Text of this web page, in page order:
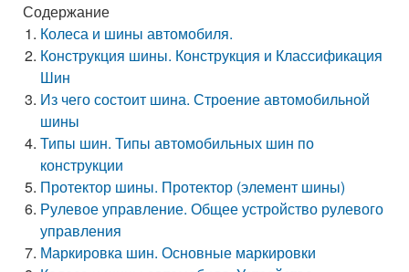
Содержание
Колеса и шины автомобиля.
Конструкция шины. Конструкция и Классификация
Шин
Из чего состоит шина. Строение автомобильной
шины
Типы шин. Типы автомобильных шин по
конструкции
Протектор шины. Протектор (элемент шины)
Рулевое управление. Общее устройство рулевого
управления
Маркировка шин. Основные маркировки